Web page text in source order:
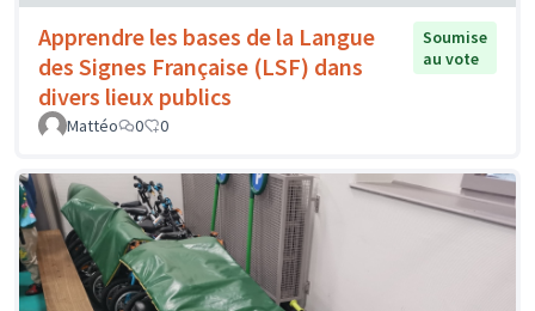
Apprendre les bases de la Langue
des Signes Française (LSF) dans
divers lieux publics
Soumise
au vote
Mattéo 0 0